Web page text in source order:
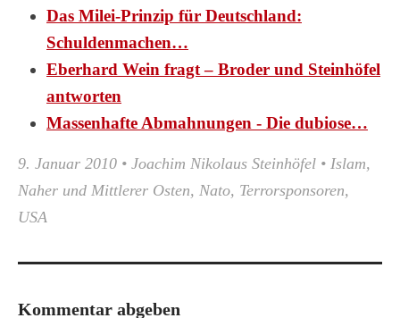
Das Milei-Prinzip für Deutschland:
Schuldenmachen…
Eberhard Wein fragt – Broder und Steinhöfel
antworten
Massenhafte Abmahnungen - Die dubiose…
9. Januar 2010 • Joachim Nikolaus Steinhöfel • Islam,
Naher und Mittlerer Osten, Nato, Terrorsponsoren,
USA
Kommentar abgeben